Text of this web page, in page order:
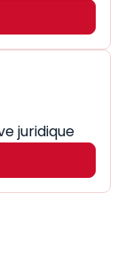
juridique